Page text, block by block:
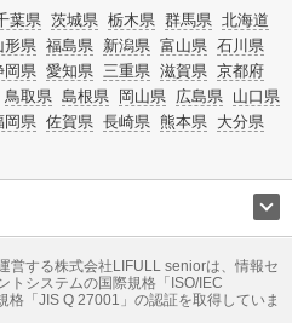
葉県 茨城県 栃木県 群馬県 北海道
形県 福島県 新潟県 富山県 石川県
岡県 愛知県 三重県 滋賀県 京都府
鳥取県 島根県 岡山県 広島県 山口県
岡県 佐賀県 長崎県 熊本県 大分県
地方創生 ママの就労支援
遺品整理 老後の暮らし情報
営する株式会社LIFULL seniorは、情報セ
トシステムの国際規格「ISO/IEC
格「JIS Q 27001」の認証を取得していま